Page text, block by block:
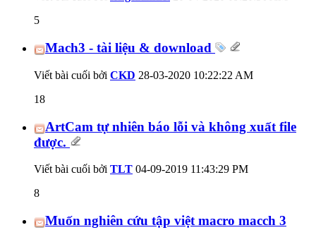
5
Mach3 - tài liệu & download
Viết bài cuối bởi CKD 28-03-2020 10:22:22 AM
18
ArtCam tự nhiên báo lỗi và không xuất file
được.
Viết bài cuối bởi TLT 04-09-2019 11:43:29 PM
8
Muốn nghiên cứu tập việt macro macch 3